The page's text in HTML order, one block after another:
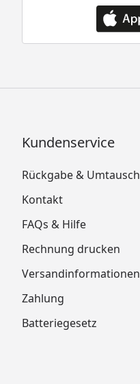
Kundenservice
Rückgabe & Umtausch
Kontakt
FAQs & Hilfe
Rechnung drucken
Versandinformationen
Zahlung
Batteriegesetz